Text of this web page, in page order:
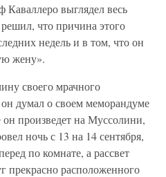
выглядел весь
что причина этого
недель и в том, что он
жену».
своего мрачного
думал о своем меморандуме
он произведет на Муссолини,
ночь с 13 на 14 сентября,
по комнате, а рассвет
прекрасно расположенного